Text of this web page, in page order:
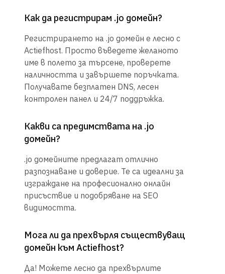
Как да регистрирам .jo домейн?
Регистрирането на .jo домейн е лесно с
Actiefhost. Просто въведете желаното
име в полето за търсене, проверете
наличността и завършете поръчката.
Получавате безплатен DNS, лесен
контролен панел и 24/7 поддръжка.
Какви са предимствата на .jo
домейн?
.jo домейните предлагат отлично
разпознаване и доверие. Те са идеални за
изграждане на професионално онлайн
присъствие и подобряване на SEO
видимостта.
Мога ли да прехвърля съществуващ
домейн към Actiefhost?
Да! Можете лесно да прехвърлите